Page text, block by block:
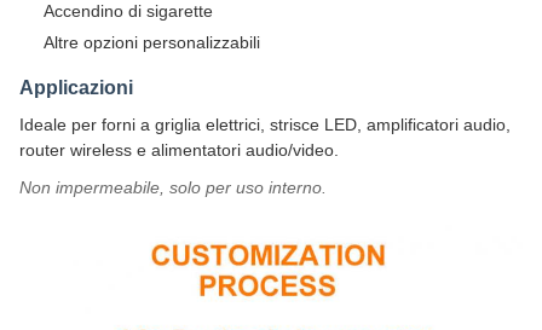
Accendino di sigarette
Altre opzioni personalizzabili
Applicazioni
Ideale per forni a griglia elettrici, strisce LED, amplificatori audio,
router wireless e alimentatori audio/video.
Non impermeabile, solo per uso interno.